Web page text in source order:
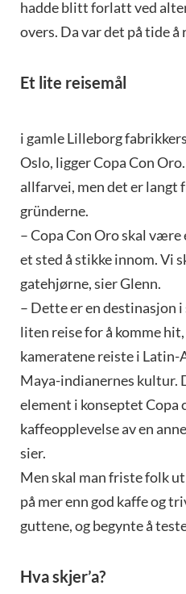
hadde blitt forlatt ved
overs. Da var det på tide
Et lite reisemål
i gamle Lilleborg
Oslo, ligger Copa Con
allfarvei, men det er langt
gründerne.
– Copa Con Oro skal
et sted å stikke innom. Vi
gatehjørne, sier Glenn.
– Dette er en destinasjon i
liten reise for å komme
kameratene reiste i Latin-
Maya-indianernes kultur.
element i konseptet Copa
kaffeopplevelse av en
sier.
Men skal man friste folk
på mer enn god kaffe og
guttene, og begynte å
Hva skjer’a?